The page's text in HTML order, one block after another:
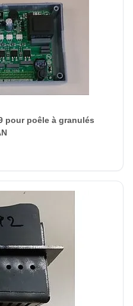
pour poêle à granulés